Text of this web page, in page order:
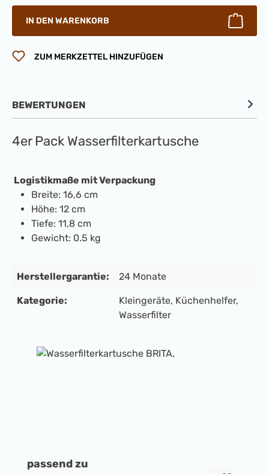
Bildergalerie überspringen
IN DEN WARENKORB
ZUM MERKZETTEL HINZUFÜGEN
BEWERTUNGEN
4er Pack Wasserfilterkartusche
Logistikmaße mit Verpackung
Breite: 16,6 cm
Höhe: 12 cm
Tiefe: 11,8 cm
Gewicht: 0.5 kg
Herstellergarantie: 24 Monate
Kategorie: Kleingeräte, Küchenhelfer,
Wasserfilter
Produktgalerie überspringen
passend zu